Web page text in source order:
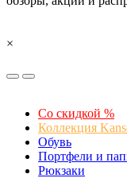
×
Со скидкой %
Коллекция
Обувь
Портфели и
Рюкзаки